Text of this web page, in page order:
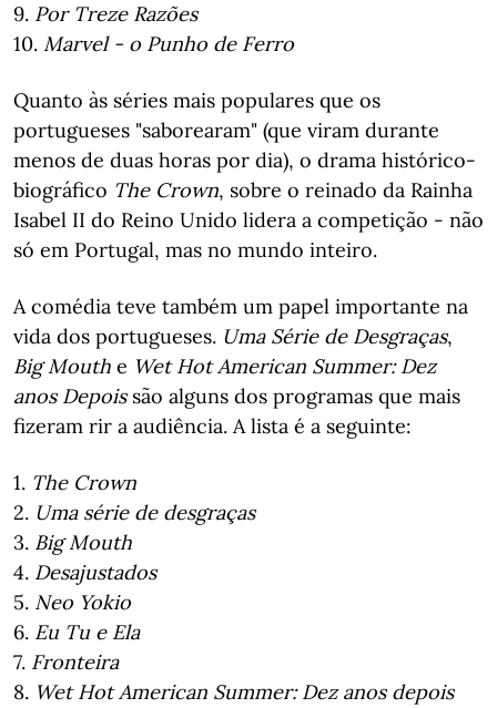
9. Por Treze Razões
10. Marvel - o Punho de Ferro
Quanto às séries mais populares que os
portugueses "saborearam" (que viram durante
menos de duas horas por dia), o drama histórico-
biográfico The Crown, sobre o reinado da Rainha
Isabel II do Reino Unido lidera a competição - não
só em Portugal, mas no mundo inteiro.
A comédia teve também um papel importante na
vida dos portugueses. Uma Série de Desgraças,
Big Mouth e Wet Hot American Summer: Dez
anos Depoissão alguns dos programas que mais
fizeram rir a audiência. A lista é a seguinte:
1. The Crown
2. Uma série de desgraças
3. Big Mouth
4. Desajustados
5. Neo Yokio
6. Eu Tu e Ela
7. Fronteira
8. Wet Hot American Summer: Dez anos depois